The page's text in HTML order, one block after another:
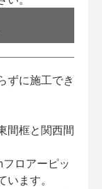
ずに施工でき
間框と関西間
ロアーピッ
ます。